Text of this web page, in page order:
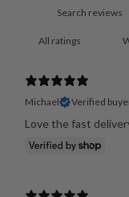
Michael Verified
Love the fast